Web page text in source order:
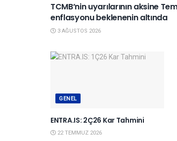
TCMB’nin uyarılarının aksine
enflasyonu beklenenin altında
3 AĞUSTOS 2026
GENEL
ENTRA.IS: 2Ç26 Kar Tahmini
22 TEMMUZ 2026